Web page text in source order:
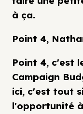
à ça.
Point 4,
Point 4, c'est
Campaign
ici, c'est tout
l'opportunité